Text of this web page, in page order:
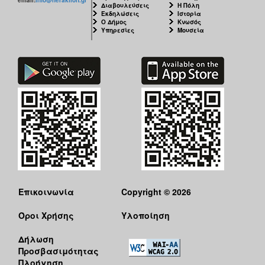
Διαβουλεύσεις
Εκδηλώσεις
Ο Δήμος
Υπηρεσίες
Η Πόλη
Ιστορία
Κνωσός
Μουσεία
Επικοινωνία
Όροι Χρήσης
Δήλωση
Προσβασιμότητας
Πλοήγηση
Copyright © 2026
Υλοποίηση